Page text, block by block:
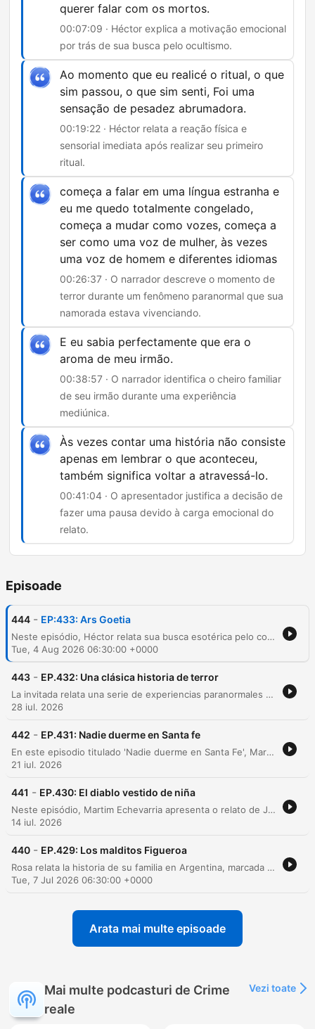
querer falar com os mortos.
00:07:09 · Héctor explica a motivação emocional
por trás de sua busca pelo ocultismo.
Ao momento que eu realicé o ritual, o que
sim passou, o que sim senti, Foi uma
sensação de pesadez abrumadora.
00:19:22 · Héctor relata a reação física e
sensorial imediata após realizar seu primeiro
ritual.
começa a falar em uma língua estranha e
eu me quedo totalmente congelado,
começa a mudar como vozes, começa a
ser como uma voz de mulher, às vezes
uma voz de homem e diferentes idiomas
00:26:37 · O narrador descreve o momento de
terror durante um fenômeno paranormal que sua
namorada estava vivenciando.
E eu sabia perfectamente que era o
aroma de meu irmão.
00:38:57 · O narrador identifica o cheiro familiar
de seu irmão durante uma experiência
mediúnica.
Às vezes contar uma história não consiste
apenas em lembrar o que aconteceu,
também significa voltar a atravessá-lo.
00:41:04 · O apresentador justifica a decisão de
fazer uma pausa devido à carga emocional do
relato.
Episoade
444 - EP:433: Ars Goetia
Neste episódio, Héctor relata sua busca esotérica pelo contato com o irmão falecido através do estudo da Ars Goetia e rituais de invocação. Ele descreve experiências sobrenaturais intensas, incluindo fenômenos paranormais que afetaram sua namorada e um reencontro sensorial com o aroma de seu irmão durante uma meditação. A narrativa culmina em um momento de tensão ao ouvir batidas misteriosas em sua porta, levando os apresentadores a interromper o relato para respeitar a carga emocional do convidado.
Tue, 4 Aug 2026 06:30:00 +0000
443 - EP.432: Una clásica historia de terror
La invitada relata una serie de experiencias paranormales vividas en una casa de fin de semana en Guacalera, Jujuy, que abarcan desde su infancia hasta la edad adulta. Describe sucesos inexplicables como presencias oscuras, ruidos y fenómenos con el agua, culminando en un episodio de terror donde una amiga sufre un ataque físico por parte de una entidad. Tras enfrentar situaciones de aislamiento y agresiones físicas, la narradora relata cómo decidió confrontar a la entidad, a la que identifica como Mohamed, para establecer una convivencia pacífica. El episodio también explora otras historias sobrenaturales del norte de Jujuy y reflexiona sobre el aprendizaje de gestionar la sensibilidad espiritual.
28 iul. 2026
442 - EP.431: Nadie duerme en Santa fe
En este episodio titulado 'Nadie duerme en Santa Fe', Martín Echevarría presenta los relatos de Emilia y Maya sobre experiencias paranormales. Emilia comparte sucesos inquietantes ocurridos en su pueblo natal, Ceres, relacionados con presencias extrañas y encuentros tras el fallecimiento de sus abuelos. Por su parte, Maya relata sucesos inexplicables vividos en Santa Fe, incluyendo presencias visuales, ataques físicos y una visita a una curandera. El episodio explora también episodios de parálisis del sueño, lesiones físicas inexplicables y la presencia de acompañantes espirituales.
21 iul. 2026
441 - EP.430: El diablo vestido de niña
Neste episódio, Martim Echevarria apresenta o relato de Joaquina sobre experiências paranormais em sua casa na Argentina, detalhando manifestações como figuras misteriosas e objetos com comportamentos inexplicáveis. A narrativa explora também presenças de entidades infantis, alterações na realidade física e fenômenos que afetaram seus familiares. A discussão aborda a natureza do medo e as dificuldades de compreender fenômenos que não possuem uma explicação lógica, encerrando com uma reflexão sobre como o desconhecido pode se manifestar de formas inesperadas.
14 iul. 2026
440 - EP.429: Los malditos Figueroa
Rosa relata la historia de su familia en Argentina, marcada por una supuesta maldición derivada de las acciones de su abuelo, quien profanó un cementerio para construir su riqueza. La narración describe sucesos paranormales, muertes trágicas y la herencia de capacidades psíquicas que Rosa ha experimentado desde su infancia. La conversación profundiza en experiencias paranormales de su niñez, incluyendo el encuentro con un niño fallecido y un ataque físico por parte de una presencia oscura. El episodio concluye con la revelación de que Rosa es médium y una reflexión sobre la carga de estas experiencias generacionales.
Tue, 7 Jul 2026 06:30:00 +0000
Arata mai multe episoade
Mai multe podcasturi de Crime
reale
Vezi toate